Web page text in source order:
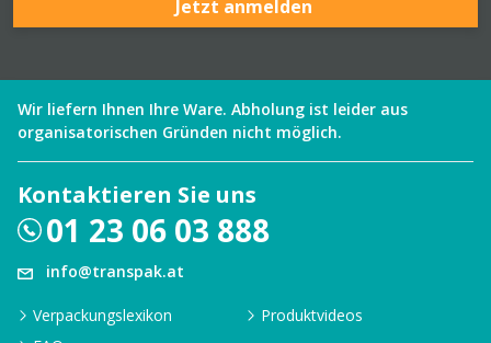
Jetzt anmelden
Wir liefern Ihnen Ihre Ware. Abholung ist leider aus
organisatorischen Gründen nicht möglich.
Kontaktieren Sie uns
01 23 06 03 888
info@transpak.at
Verpackungslexikon
Produktvideos